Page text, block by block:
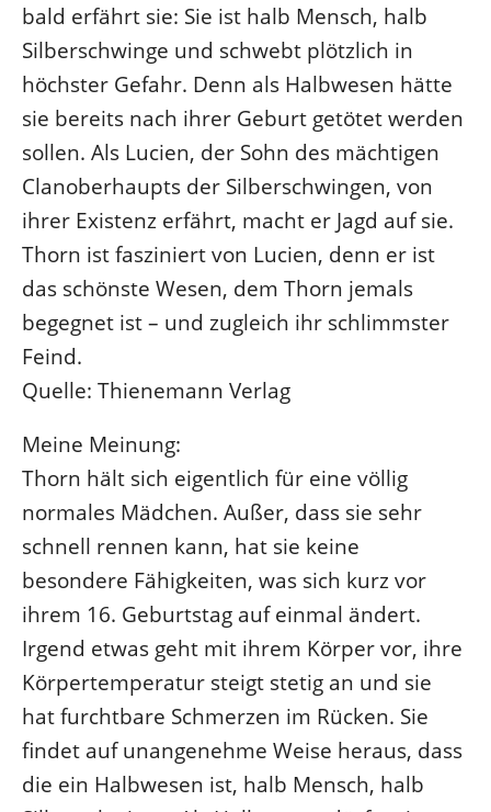
bald erfährt sie: Sie ist halb Mensch, halb
Silberschwinge und schwebt plötzlich in
höchster Gefahr. Denn als Halbwesen hätte
sie bereits nach ihrer Geburt getötet werden
sollen. Als Lucien, der Sohn des mächtigen
Clanoberhaupts der Silberschwingen, von
ihrer Existenz erfährt, macht er Jagd auf sie.
Thorn ist fasziniert von Lucien, denn er ist
das schönste Wesen, dem Thorn jemals
begegnet ist – und zugleich ihr schlimmster
Feind.
Quelle: Thienemann Verlag
Meine Meinung:
Thorn hält sich eigentlich für eine völlig
normales Mädchen. Außer, dass sie sehr
schnell rennen kann, hat sie keine
besondere Fähigkeiten, was sich kurz vor
ihrem 16. Geburtstag auf einmal ändert.
Irgend etwas geht mit ihrem Körper vor, ihre
Körpertemperatur steigt stetig an und sie
hat furchtbare Schmerzen im Rücken. Sie
findet auf unangenehme Weise heraus, dass
die ein Halbwesen ist, halb Mensch, halb